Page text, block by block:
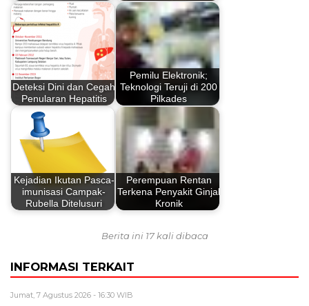
Deteksi Dini dan Cegah
Penularan Hepatitis
Pemilu Elektronik;
Teknologi Teruji di 200
Pilkades
Kejadian Ikutan Pasca-
imunisasi Campak-
Rubella Ditelusuri
Perempuan Rentan
Terkena Penyakit Ginjal
Kronik
Berita ini 17 kali dibaca
INFORMASI TERKAIT
Jumat, 7 Agustus 2026 - 16:30 WIB